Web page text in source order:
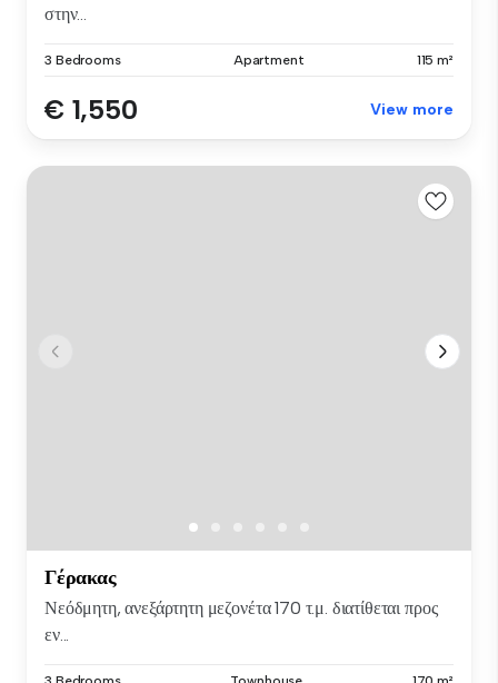
στην...
3 Bedrooms Apartment 115 m²
€ 1,550 View more
Γέρακας
Νεόδμητη, ανεξάρτητη μεζονέτα 170 τ.μ. διατίθεται προς
εν...